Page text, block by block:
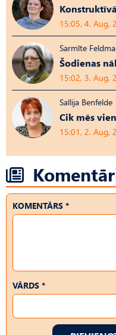
15:05, 4. Aug,
Sarmīte
Šodienas
15:02, 3. Aug,
Sallija Benfelde
Cik mēs
15:01, 2. Aug,
KOMENTĀRS *
VĀRDS *